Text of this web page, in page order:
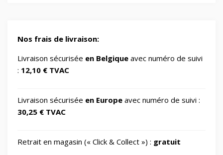
screen protectors/For smartwatches
1
IT Accessories/Monitor stands
Nos frais de livraison:
Livraison sécurisée en Belgique avec numéro de suivi
: 12,10 € TVAC
Livraison sécurisée en Europe avec numéro de suivi :
30,25 € TVAC
Retrait en magasin (« Click & Collect ») : gratuit